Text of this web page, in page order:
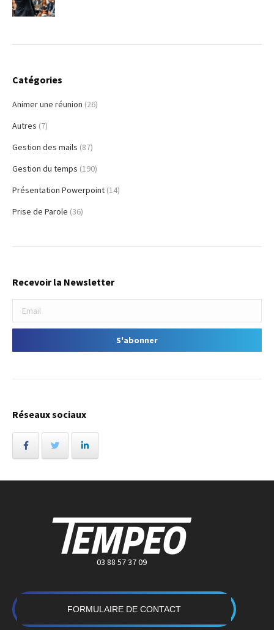
Catégories
Animer une réunion (26)
Autres (7)
Gestion des mails (87)
Gestion du temps (190)
Présentation Powerpoint (14)
Prise de Parole (36)
Recevoir la Newsletter
Réseaux sociaux
03 88 57 37 09
FORMULAIRE DE CONTACT